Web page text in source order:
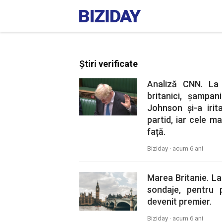
Știri verificate
Analiză CNN.
britanici,
Johnson și-a
partid, iar cele
față.
Biziday · acum 6 ani
Marea Britanie.
sondaje, pentru
devenit premier.
Biziday · acum 6 ani